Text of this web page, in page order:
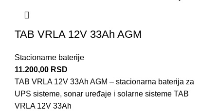
TAB VRLA 12V 33Ah AGM
Stacionarne baterije
11.200,00 RSD
TAB VRLA 12V 33Ah AGM – stacionarna baterija za
UPS sisteme, sonar uređaje i solarne sisteme TAB
VRLA 12V 33Ah